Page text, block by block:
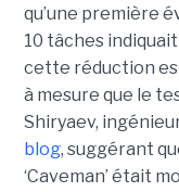
qu’une première
10 tâches
cette réduction
à mesure que le
Shiryaev,
blog, suggérant
‘Caveman’ était